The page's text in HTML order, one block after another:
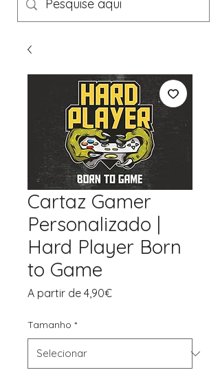
Cartaz Gamer
Personalizado |
Hard Player Born
to Game
A partir de 4,90€Preço
Tamanho *